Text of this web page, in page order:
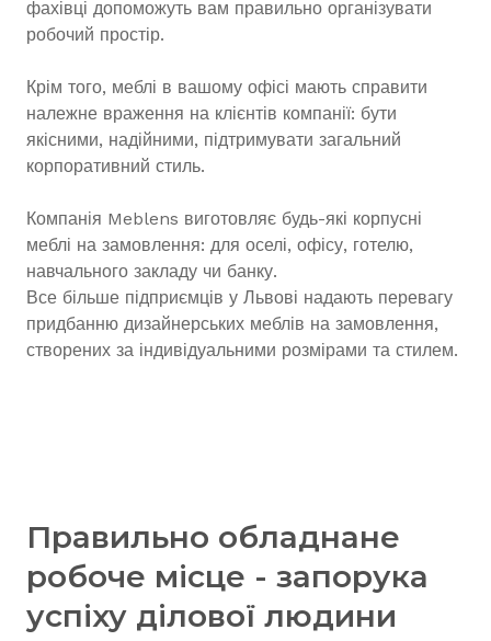
фахівці допоможуть вам правильно організувати
робочий простір.
Крім того, меблі в вашому офісі мають справити
належне враження на клієнтів компанії: бути
якісними, надійними, підтримувати загальний
корпоративний стиль.
Компанія Meblens виготовляє будь-які корпусні
меблі на замовлення: для оселі, офісу, готелю,
навчального закладу чи банку.
Все більше підприємців у Львові надають перевагу
придбанню дизайнерських меблів на замовлення,
створених за індивідуальними розмірами та стилем.
Правильно обладнане
робоче місце - запорука
успіху ділової людини